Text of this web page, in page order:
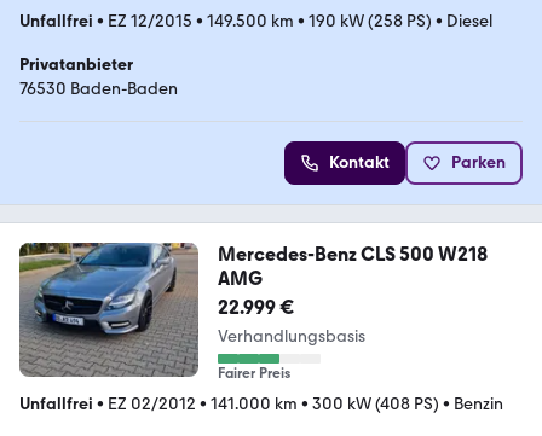
Unfallfrei • EZ 12/2015 • 149.500 km • 190 kW (258 PS) • Diesel
Privatanbieter
76530 Baden-Baden
Kontakt Parken
Mercedes-Benz CLS 500 W218
AMG
22.999 €
Verhandlungsbasis
Fairer Preis
Unfallfrei • EZ 02/2012 • 141.000 km • 300 kW (408 PS) • Benzin